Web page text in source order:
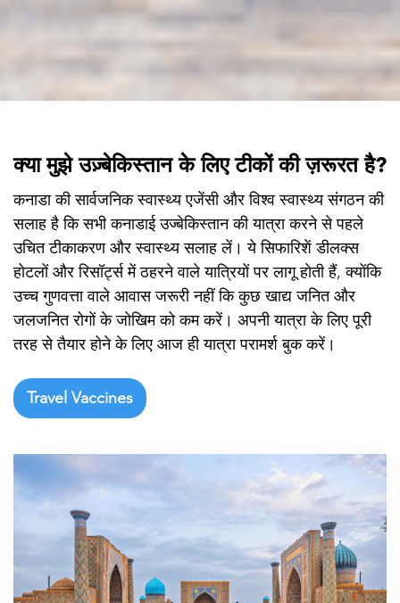
क्या मुझे उज़्बेकिस्तान के लिए टीकों की ज़रूरत है?
कनाडा की सार्वजनिक स्वास्थ्य एजेंसी और विश्व स्वास्थ्य संगठन की
सलाह है कि सभी कनाडाई उज्बेकिस्तान की यात्रा करने से पहले
उचित टीकाकरण और स्वास्थ्य सलाह लें। ये सिफारिशें डीलक्स
होटलों और रिसॉर्ट्स में ठहरने वाले यात्रियों पर लागू होती हैं, क्योंकि
उच्च गुणवत्ता वाले आवास जरूरी नहीं कि कुछ खाद्य जनित और
जलजनित रोगों के जोखिम को कम करें। अपनी यात्रा के लिए पूरी
तरह से तैयार होने के लिए आज ही यात्रा परामर्श बुक करें।
Travel Vaccines